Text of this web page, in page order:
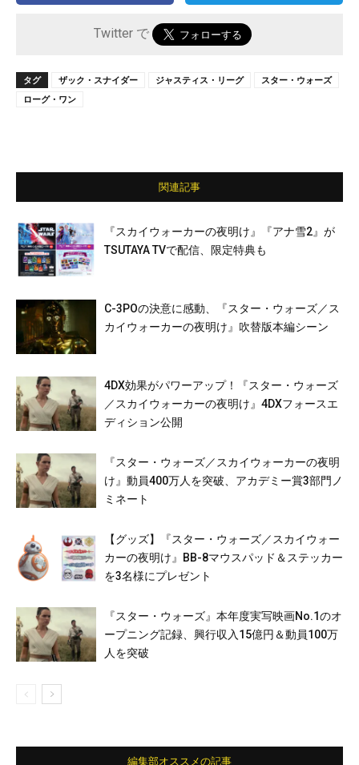
Twitter で
タグ ザック・スナイダー ジャスティス・リーグ
スター・ウォーズ
ローグ・ワン
関連記事
『スカイウォーカーの夜明け』『アナ雪2』が
TSUTAYA TVで配信、限定特典も
C-3POの決意に感動、『スター・ウォーズ／ス
カイウォーカーの夜明け』吹替版本編シーン
4DX効果がパワーアップ！『スター・ウォーズ
／スカイウォーカーの夜明け』4DXフォースエ
ディション公開
『スター・ウォーズ／スカイウォーカーの夜明
け』動員400万人を突破、アカデミー賞3部門ノ
ミネート
【グッズ】『スター・ウォーズ／スカイウォー
カーの夜明け』BB-8マウスパッド＆ステッカー
を3名様にプレゼント
『スター・ウォーズ』本年度実写映画No.1のオ
ープニング記録、興行収入15億円＆動員100万
人を突破
編集部オススメの記事